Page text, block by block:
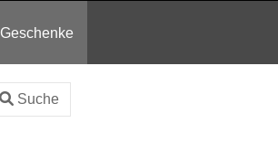
Geschenke
Suche